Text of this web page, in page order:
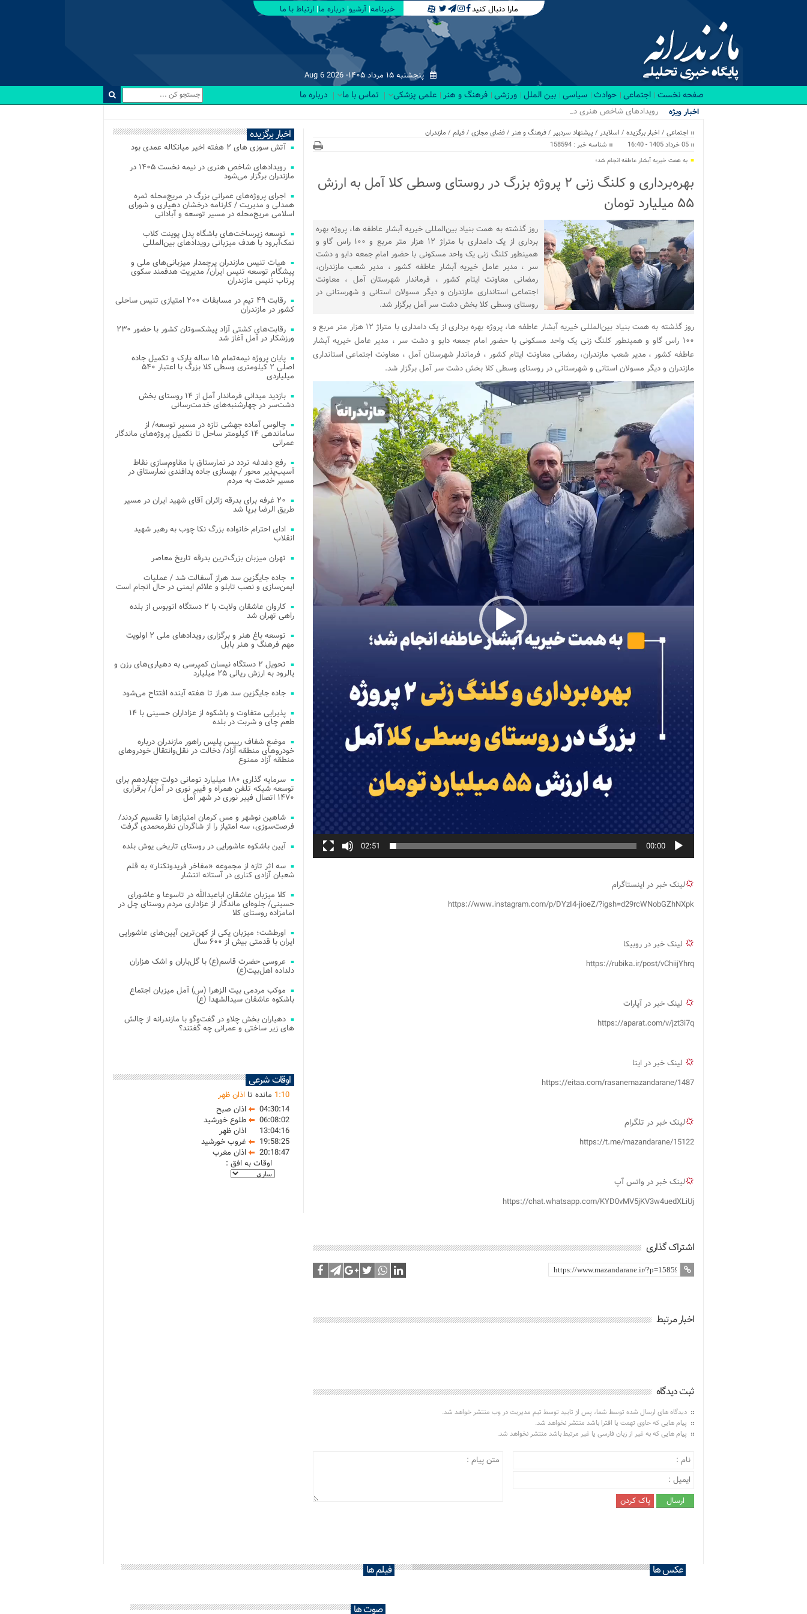
مارا دنبال کنید خبرنامه آرشیو درباره ما ارتباط با ما
پنجشنبه ۱۵ مرداد ۱۴۰۵- Aug 6 2026
صفحه نخست اجتماعی حوادث سیاسی بین الملل ورزشی فرهنگ و هنر علمی پزشکی تماس با ما درباره ما
اخبار ویژه رویدادهای شاخص هنری در نیمه نخست _
اجتماعی / اخبار برگزیده / اسلایدر / پیشنهاد سردبیر /فرهنگ و هنر /فضای مجازی /فیلم / مازندران
05 خرداد 1405 - 16:40
شناسه خبر : 158594
به همت خیریه آبشار عاطفه انجام شد؛
بهره‌برداری و کلنگ زنی ۲ پروژه بزرگ در روستای وسطی کلا آمل به ارزش
۵۵ میلیارد تومان
روز گذشته به همت بنیاد بین‌المللی خیریه آبشار عاطفه ها، پروژه بهره
برداری از یک دامداری با متراژ ۱۲ هزار متر مربع و ۱۰۰ راس گاو و
همینطور کلنگ زنی یک واحد مسکونی با حضور امام جمعه دابو و دشت
سر ، مدیر عامل خیریه آبشار عاطفه کشور ، مدیر شعب مازندران،
رمضانی معاونت ایتام کشور ، فرماندار شهرستان آمل ، معاونت
اجتماعی استانداری مازندران و دیگر مسولان استانی و شهرستانی در
روستای وسطی کلا بخش دشت سر آمل برگزار شد.
روز گذشته به همت بنیاد بین‌المللی خیریه آبشار عاطفه ها، پروژه بهره برداری از یک دامداری با متراژ ۱۲ هزار متر مربع و
۱۰۰ راس گاو و همینطور کلنگ زنی یک واحد مسکونی با حضور امام جمعه دابو و دشت سر ، مدیر عامل خیریه آبشار
عاطفه کشور ، مدیر شعب مازندران، رمضانی معاونت ایتام کشور ، فرماندار شهرستان آمل ، معاونت اجتماعی استانداری
مازندران و دیگر مسولان استانی و شهرستانی در روستای وسطی کلا بخش دشت سر آمل برگزار شد.
نمایشگر
ویدیو
00:00
02:51
لینک خبر در اینستاگرام
https://www.instagram.com/p/DYzI4-jioeZ/?igsh=d29rcWNobGZhNXpk
لینک خبر در روبیکا
https://rubika.ir/post/vChiijYhrq
لینک خبر در آپارات
https://aparat.com/v/jzt3i7q
لینک خبر در ایتا
https://eitaa.com/rasanemazandarane/1487
لینک خبر در تلگرام
https://t.me/mazandarane/15122
لینک خبر در واتس آپ
https://chat.whatsapp.com/KYD0vMV5jKV3w4uedXLiUj
اشتراک گذاری
اخبار مرتبط
ثبت دیدگاه
دیدگاه های ارسال شده توسط شما، پس از تایید توسط تیم مدیریت در وب منتشر خواهد شد.
پیام هایی که حاوی تهمت یا افترا باشد منتشر نخواهد شد.
پیام هایی که به غیر از زبان فارسی یا غیر مرتبط باشد منتشر نخواهد شد.
اخبار برگزیده
آتش‌ سوزی‌ های ۲ هفته اخیر میانکاله عمدی بود
رویدادهای شاخص هنری در نیمه نخست ۱۴۰۵ در
مازندران برگزار می‌شود
اجرای پروژه‌های عمرانی بزرگ در مریج‌محله ثمره
همدلی و مدیریت / کارنامه درخشان دهیاری و شورای
اسلامی مریج‌محله در مسیر توسعه و آبادانی
توسعه زیرساخت‌های باشگاه پدل پوینت کلاب
نمک‌آبرود با هدف میزبانی رویدادهای بین‌المللی
هیات تنیس مازندران پرچمدار میزبانی‌های ملی و
پیشگام توسعه تنیس ایران/ مدیریت هدفمند سکوی
پرتاب تنیس مازندران
رقابت ۴۹ تیم در مسابقات ۲۰۰ امتیازی تنیس ساحلی
کشور در مازندران
رقابت‌های کشتی آزاد پیشکسوتان کشور با حضور ۲۳۰
ورزشکار در آمل آغاز شد
پایان پروژه نیمه‌تمام ۱۵ ساله پارک و تکمیل جاده
اصلی ۲ کیلومتری وسطی کلا بزرگ با اعتبار ۵۴۰
میلیاردی
بازدید میدانی فرماندار آمل از ۱۴ روستای بخش
دشت‌سر در چهارشنبه‌های خدمت‌رسانی
چالوس آماده جهشی تازه در مسیر توسعه/ از
ساماندهی ۱۴ کیلومتر ساحل تا تکمیل پروژه‌های ماندگار
عمرانی
رفع دغدغه تردد در نمارستاق با مقاوم‌سازی نقاط
آسیب‌پذیر محور / بهسازی جاده پدافندی نمارستاق در
مسیر خدمت به مردم
۲۰ غرفه برای بدرقه زائران آقای شهید ایران در مسیر
طریق الرضا برپا شد
ادای احترام خانواده بزرگ نکا چوب به رهبر شهید
انقلاب
تهران میزبان بزرگ‌ترین بدرقه تاریخ معاصر
جاده جایگزین سد هراز آسفالت شد / عملیات
ایمن‌سازی و نصب تابلو و علائم ایمنی در حال انجام است
کاروان عاشقان ولایت با ۲ دستگاه اتوبوس از بلده
راهی تهران شد
توسعه باغ هنر و برگزاری رویدادهای ملی ۲ اولویت
مهم فرهنگ و هنر بابل
تحویل ۲ دستگاه نیسان کمپرسی به دهیاری‌های رزن و
یالرود به ارزش ریالی ۲۵ میلیارد
جاده جایگزین سد هراز تا هفته آینده افتتاح می‌شود
پذیرایی متفاوت و باشکوه از عزاداران حسینی با ۱۴
طعم چای و شربت در بلده
موضع شفاف رییس پلیس راهور مازندران درباره
خودروهای منطقه آزاد/ دخالت در نقل‌وانتقال خودروهای
منطقه آزاد ممنوع
سرمایه گذاری ۱۸۰ میلیارد تومانی دولت چهاردهم برای
توسعه شبکه تلفن همراه و فیبر نوری در آمل/ برقراری
۱۴۷۰ اتصال فیبر نوری در شهر آمل
شاهین نوشهر و مس کرمان امتیازها را تقسیم کردند/
فرصت‌سوزی، سه امتیاز را از شاگردان نظرمحمدی گرفت
آیین باشکوه عاشورایی در روستای تاریخی یوش بلده
سه اثر تازه از مجموعه «مفاخر فریدونکنار» به قلم
شعبان آزادی کناری در آستانه انتشار
کلا میزبان عاشقان اباعبدالله در تاسوعا و عاشورای
حسینی/ جلوه‌ای ماندگار از عزاداری مردم روستای چل در
امامزاده روستای کلا
اورطشت؛ میزبان یکی از کهن‌ترین آیین‌های عاشورایی
ایران با قدمتی بیش از ۶۰۰ سال
عروسی حضرت قاسم(ع) با گل‌باران و اشک هزاران
دلداده اهل‌بیت(ع)
موکب مردمی بیت‌ الزهرا (س) آمل میزبان اجتماع
باشکوه عاشقان سیدالشهدا (ع)
دهیاران بخش چلاو در گفت‌وگو با مازندرانه از چالش
های زیر ساختی و عمرانی چه گفتند؟
اوقات شرعی
1:10 مانده تااذان ظهر
04:30:14
اذان صبح
06:08:02
طلوع خورشید
13:04:16
اذان ظهر
19:58:25
غروب خورشید
20:18:47
اذان مغرب
اوقات به افق :
عکس ها فیلم ها
صوت ها